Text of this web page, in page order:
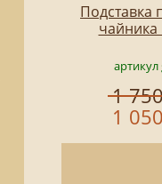
Подставка
чайника
артикул
1
1